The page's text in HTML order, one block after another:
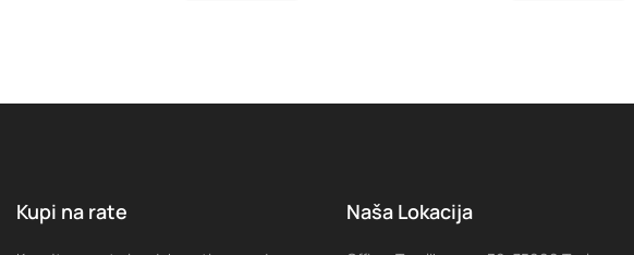
Kupi na rate Naša Lokacija